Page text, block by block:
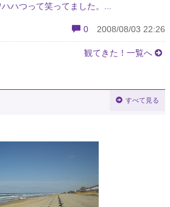
ハつって笑ってました。...
0 2008/08/03 22:26
観てきた！一覧へ
すべて見る